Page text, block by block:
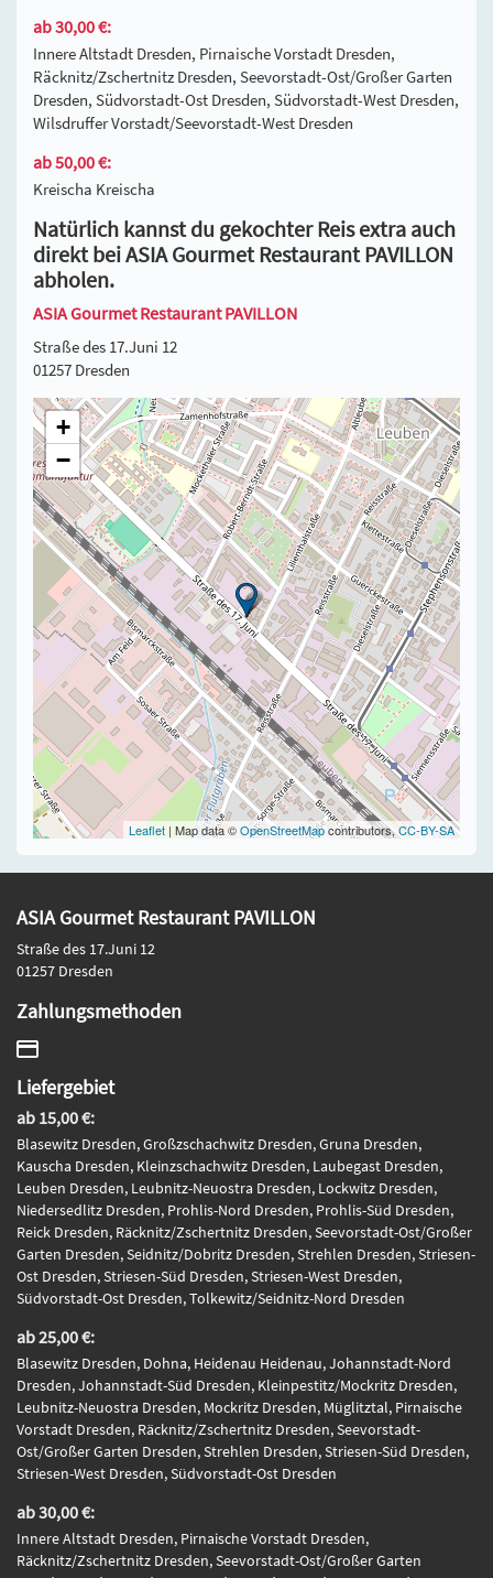
ab 30,00 €:
Innere Altstadt Dresden, Pirnaische Vorstadt Dresden,
Räcknitz/Zschertnitz Dresden, Seevorstadt-Ost/Großer Garten
Dresden, Südvorstadt-Ost Dresden, Südvorstadt-West Dresden,
Wilsdruffer Vorstadt/Seevorstadt-West Dresden
ab 50,00 €:
Kreischa Kreischa
Natürlich kannst du gekochter Reis extra auch
direkt bei ASIA Gourmet Restaurant PAVILLON
abholen.
ASIA Gourmet Restaurant PAVILLON
Straße des 17.Juni 12
01257 Dresden
+
−
Leaflet | Map data ©OpenStreetMapcontributors,CC-BY-SA
ASIA Gourmet Restaurant PAVILLON
Straße des 17.Juni 12
01257 Dresden
Zahlungsmethoden
Liefergebiet
ab 15,00 €:
Blasewitz Dresden, Großzschachwitz Dresden, Gruna Dresden,
Kauscha Dresden, Kleinzschachwitz Dresden, Laubegast Dresden,
Leuben Dresden, Leubnitz-Neuostra Dresden, Lockwitz Dresden,
Niedersedlitz Dresden, Prohlis-Nord Dresden, Prohlis-Süd Dresden,
Reick Dresden, Räcknitz/Zschertnitz Dresden, Seevorstadt-Ost/Großer
Garten Dresden, Seidnitz/Dobritz Dresden, Strehlen Dresden, Striesen-
Ost Dresden, Striesen-Süd Dresden, Striesen-West Dresden,
Südvorstadt-Ost Dresden, Tolkewitz/Seidnitz-Nord Dresden
ab 25,00 €:
Blasewitz Dresden, Dohna, Heidenau Heidenau, Johannstadt-Nord
Dresden, Johannstadt-Süd Dresden, Kleinpestitz/Mockritz Dresden,
Leubnitz-Neuostra Dresden, Mockritz Dresden, Müglitztal, Pirnaische
Vorstadt Dresden, Räcknitz/Zschertnitz Dresden, Seevorstadt-
Ost/Großer Garten Dresden, Strehlen Dresden, Striesen-Süd Dresden,
Striesen-West Dresden, Südvorstadt-Ost Dresden
ab 30,00 €:
Innere Altstadt Dresden, Pirnaische Vorstadt Dresden,
Räcknitz/Zschertnitz Dresden, Seevorstadt-Ost/Großer Garten